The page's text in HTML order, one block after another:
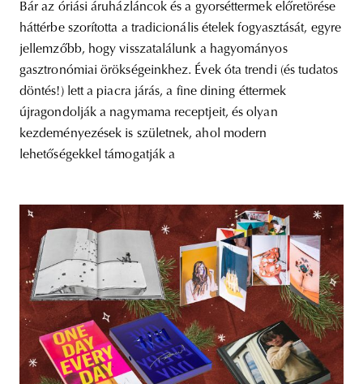
Bár az óriási áruházláncok és a gyorséttermek előretörése
háttérbe szorította a tradicionális ételek fogyasztását, egyre
jellemzőbb, hogy visszatalálunk a hagyományos
gasztronómiai örökségeinkhez. Évek óta trendi (és tudatos
döntés!) lett a piacra járás, a fine dining éttermek
újragondolják a nagymama receptjeit, és olyan
kezdeményezések is születnek, ahol modern
lehetőségekkel támogatják a